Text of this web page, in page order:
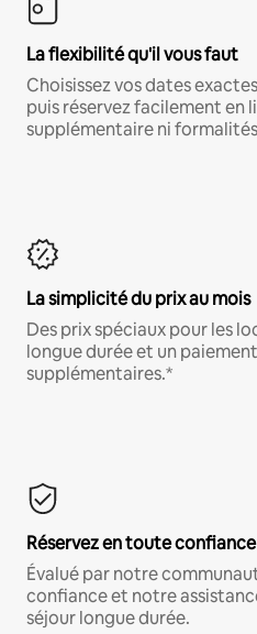
La flexibilité qu'il vous faut
Choisissez vos dates
puis réservez facilement en
supplémentaire ni
La simplicité du prix au mois
Des prix spéciaux pour les
longue durée et un
supplémentaires.*
Réservez en toute confiance
Évalué par notre
confiance et notre
séjour longue durée.